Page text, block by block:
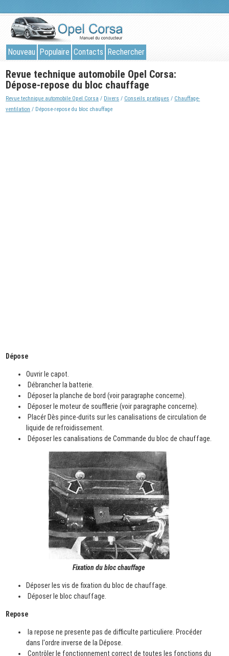
Nouveau Populaire Contacts Rechercher
Revue technique automobile Opel Corsa:
Dépose-repose du bloc chauffage
Revue technique automobile Opel Corsa / Divers / Conseils pratiques / Chauffage-
ventilation / Dépose-repose du bloc chauffage
Dépose
Ouvrir le capot.
Débrancher la batterie.
Déposer la planche de bord (voir paragraphe concerne).
Déposer le moteur de soufflerie (voir paragraphe concerne).
Placér Dès pince-durits sur les canalisations de circulation de
liquide de refroidissement.
Déposer les canalisations de Commande du bloc de chauffage.
Fixation du bloc chauffage
Déposer les vis de fixation du bloc de chauffage.
Déposer le bloc chauffage.
Repose
la repose ne presente pas de difficulte particuliere. Procéder
dans l'ordre inverse de la Dépose.
Contrôler le fonctionnement correct de toutes les fonctions du